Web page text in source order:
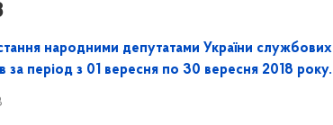
народними депутатами України службових
за період з 01 вересня по 30 вересня 2018 року.